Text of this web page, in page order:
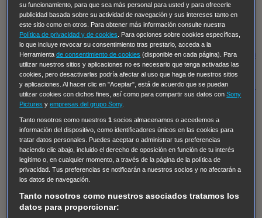
Insomnia El Guardián The Blacklist Cinco en familia
Hudson & Rex Diez libras y un sueño Mr Loverman
Regreso al futuro III NUEVE CUERPOS Los últimos
caballeros Tormenta infinita Sing Street Cobra Kai
Tom
y Lola High Country Los casos de Susan Ryeland:
Moonflower Murders Twisted Metal Mentes Criminales:
Evolution Terapia de Choque
Hailey Dean Without Sin: Libre de Culpa Morbius
NCIS: Nueva Orleans Pandora En fuera de juego
The Shield: Al margen de la ley Duplicated Preacher
The Killing Kind Intersecciones DOC Bite Club
Chicago Fire
de personas desaparecidas Mad Dogs La Sustituta
Ladrón de guante blanco
su funcionamiento, para que sea más personal para usted y para ofrecerle
publicidad basada sobre su actividad de navegación y sus intereses tanto en
este sitio como en otros. Para obtener más información consulte nuestra
Política de privacidad y de cookies
. Para opciones sobre cookies específicas,
lo que incluye revocar su consentimiento tras prestarlo, acceda a la
Herramientade consentimiento de cookies (disponible en cada página). Para
utilizar nuestros sitios y aplicaciones no es necesario que tenga activadas las
cookies, pero desactivarlas podría afectar al uso que haga de nuestros sitios
y aplicaciones. Al hacer clic en "Aceptar", está de acuerdo que se puedan
utilizar cookies con dichos fines, así como para compartir sus datos conSony
Pictures yempresas del grupo Sony.
Tanto nosotros como nuestros1 socios almacenamos o accedemos a
información del dispositivo, como identificadores únicos en las cookies para
tratar datos personales. Puedes aceptar o administrar tus preferencias
haciendo clic abajo, incluido el derecho de oposición en función de tu interés
legítimo o, en cualquier momento, a través de la página de la política de
privacidad. Tus preferencias se notificarán a nuestros socios y no afectarán a
los datos de navegación.
Tanto nosotros como nuestros asociados tratamos los
datos para proporcionar: